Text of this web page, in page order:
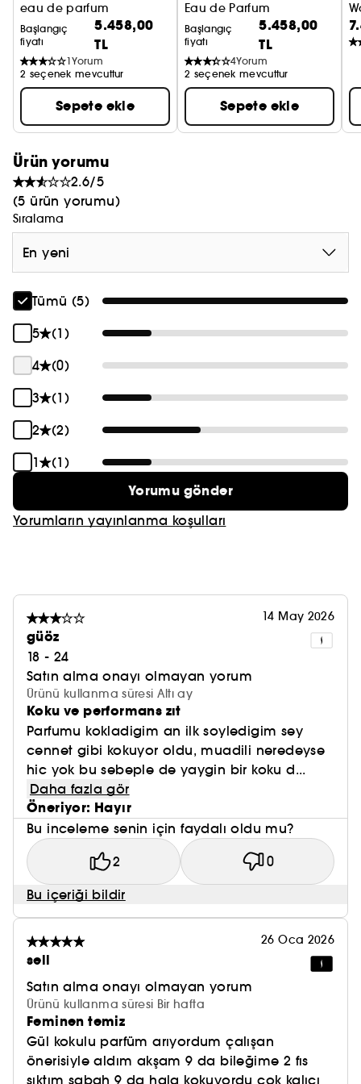
eau de parfum
Başlangıç
fiyatı
5.458,00
TL
1Yorum
2 seçenek mevcuttur
Sepete ekle
Eau de Parfum
Başlangıç
fiyatı
5.458,00
TL
4Yorum
2 seçenek mevcuttur
Sepete ekle
Ürün yorumu
2.6/5
(5 ürün yorumu)
Sıralama
En yeni
Tümü (5)
5
(1)
4
(0)
3
(1)
2
(2)
1
(1)
Yorumu gönder
Yorumların yayınlanma koşulları
14 May 2026
güöz
18 - 24
Satın alma onayı olmayan yorum
Ürünü kullanma süresi Altı ay
Koku ve performans zıt
Parfumu kokladigim an ilk soyledigim sey
cennet gibi kokuyor oldu, muadili neredeyse
hic yok bu sebeple de yaygin bir koku d...
Daha fazla gör
Öneriyor: Hayır
Bu inceleme senin için faydalı oldu mu?
2 0
Bu içeriği bildir
26 Oca 2026
sell
Satın alma onayı olmayan yorum
Ürünü kullanma süresi Bir hafta
Feminen temiz
Gül kokulu parfüm arıyordum çalışan
önerisiyle aldım akşam 9 da bileğime 2 fıs
sıktım sabah 9 da hala kokuyordu cok kalıcı